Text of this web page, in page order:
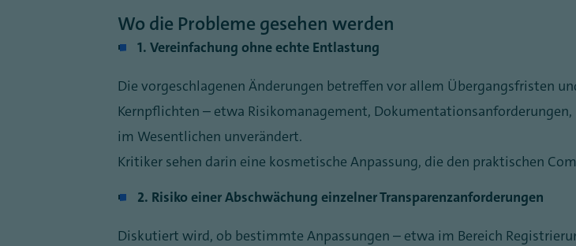
Wo die Probleme gesehen werden
1. Vereinfachung ohne echte Entlastung
Die vorgeschlagenen Änderungen betreffen vor allem Übergangsfristen
Kernpflichten – etwa Risikomanagement,
im Wesentlichen unverändert.
Kritiker sehen darin eine kosmetische Anpassung, die den praktischen
2. Risiko einer Abschwächung einzelner Transparenzanforderungen
Diskutiert wird, ob bestimmte Anpassungen – etwa im Bereich